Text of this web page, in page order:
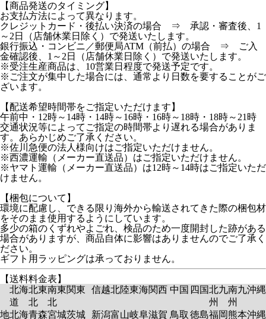
【商品発送のタイミング】
お支払方法によって異なります。
クレジットカード・後払い決済の場合 ⇒ 承認・審査後、1
～2日（店舗休業日除く）で発送いたします。
銀行振込・コンビニ／郵便局ATM（前払）の場合 ⇒ ご入
金確認後、1～2日（店舗休業日除く）で発送いたします。
※受注生産商品は、10営業日程度で発送予定です。
※ご注文が集中した場合には、通常より日数を要することがご
ざいます。
【配送希望時間帯をご指定いただけます】
午前中・12時～14時・14時～16時・16時～18時・18時～21時
交通状況等によってご指定の時間帯より遅れる場合がありま
す。あらかじめご了承ください。
※佐川急便の法人様向けはご指定いただけません。
※西濃運輸（メーカー直送品）はご指定いただけません。
※ヤマト運輸（メーカー直送品）は12時～14時はご指定いただ
けません。
【梱包について】
環境に配慮し、できる限り海外から輸送されてきた際の梱包材
をそのまま使用するようにしています。
多少の箱のくずれやよごれ、検品のため一度開封した跡がある
場合がありますが、商品自体に影響はありませんのでご了承く
ださい。
ギフト用ラッピングは承っておりません。
【送料料金表】
北海
道
北東
北
南東
北
関東 信越北陸東海関西 中国 四国北九
州
南九
州
沖縄
地北海青森宮城茨城 新潟富山岐阜滋賀 鳥取 徳島福岡熊本沖縄